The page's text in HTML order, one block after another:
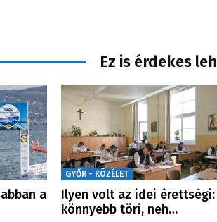
Ez is érdekes
a
GYŐR - KÖZÉLET
Ilyen volt az idei érettségi:
könnyebb töri, neh…